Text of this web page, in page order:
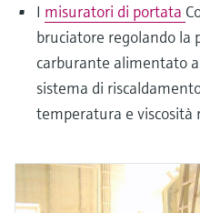
I misuratori di portata
bruciatore regolando la
carburante alimentato
sistema di
temperatura e viscosità